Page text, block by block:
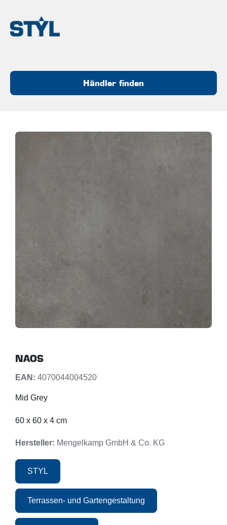
Händler finden
NAOS
EAN: 4070044004520
Mid Grey
60 x 60 x 4 cm
Hersteller: Mengelkamp GmbH & Co. KG
STYL
Terrassen- und Gartengestaltung